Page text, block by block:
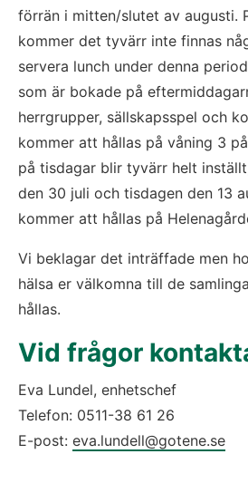
förrän i mitten/slutet av augusti.
kommer det tyvärr inte finnas
servera lunch under denna
som är bokade på
herrgrupper, sällskapsspel och
kommer att hållas på våning 3
på tisdagar blir tyvärr helt
den 30 juli och tisdagen den 13
kommer att hållas på
Vi beklagar det inträffade men
hälsa er välkomna till de
hållas.
Vid frågor
Eva Lundel, enhetschef
Telefon: 0511-38 61 26
E-post: eva.lundell@gotene.se